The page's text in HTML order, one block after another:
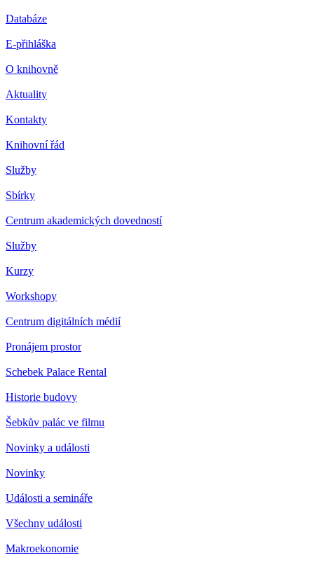
Databáze
E-přihláška
O knihovně
Aktuality
Kontakty
Knihovní řád
Služby
Sbírky
Centrum akademických dovedností
Služby
Kurzy
Workshopy
Centrum digitálních médií
Pronájem prostor
Schebek Palace Rental
Historie budovy
Šebkův palác ve filmu
Novinky a události
Novinky
Události a semináře
Všechny události
Makroekonomie